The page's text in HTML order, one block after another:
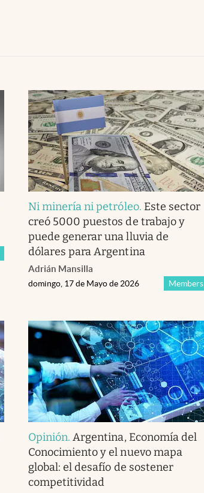
Ni minería ni petróleo. Este sector
creó 5000 puestos de trabajo y
puede generar una lluvia de
dólares para Argentina
Adrián Mansilla
Members
domingo, 17 de Mayo de 2026
Opinión.Argentina, Economía del
Conocimiento y el nuevo mapa
global: el desafío de sostener
competitividad